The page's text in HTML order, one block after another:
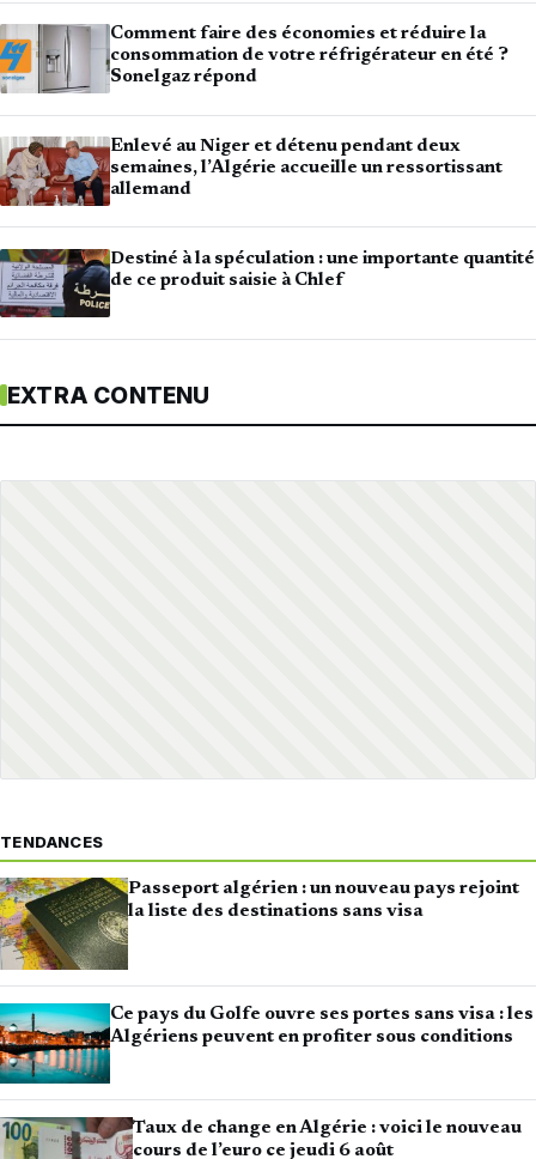
Comment faire des économies et réduire la
consommation de votre réfrigérateur en été ?
Sonelgaz répond
Enlevé au Niger et détenu pendant deux
semaines, l’Algérie accueille un ressortissant
allemand
Destiné à la spéculation : une importante quantité
de ce produit saisie à Chlef
EXTRA CONTENU
TENDANCES
Passeport algérien : un nouveau pays rejoint
la liste des destinations sans visa
Ce pays du Golfe ouvre ses portes sans visa : les
Algériens peuvent en profiter sous conditions
Taux de change en Algérie : voici le nouveau
cours de l’euro ce jeudi 6 août